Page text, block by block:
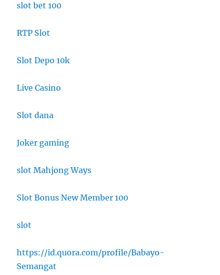
slot bet 100
RTP Slot
Slot Depo 10k
Live Casino
Slot dana
Joker gaming
slot Mahjong Ways
Slot Bonus New Member 100
slot
https://id.quora.com/profile/Babayo-
Semangat